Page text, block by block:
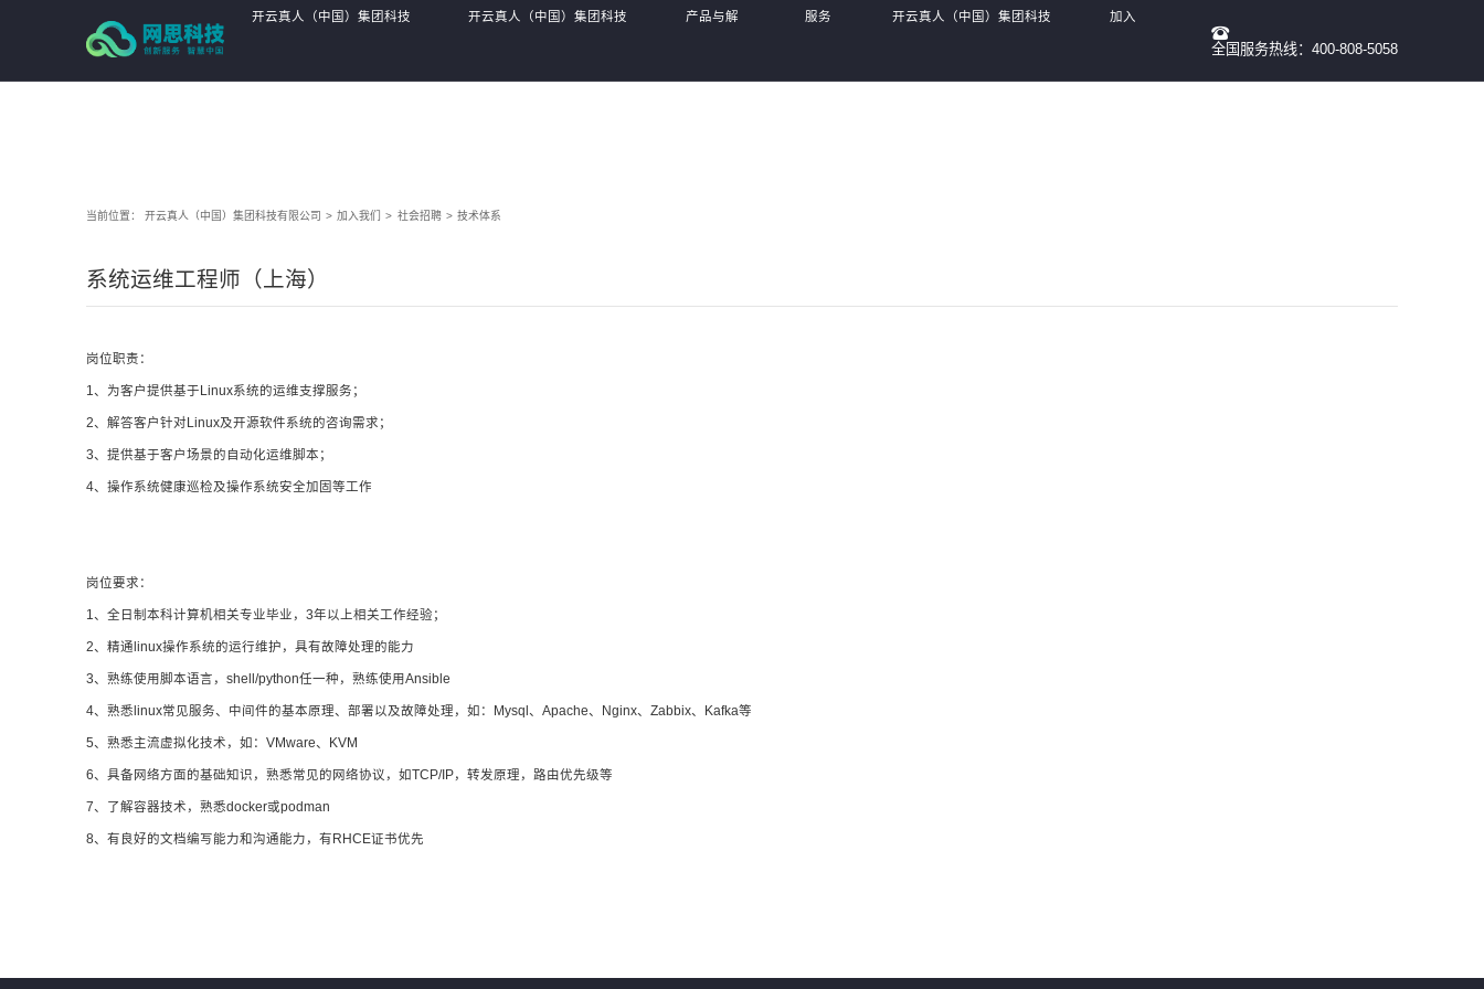
开云真人（中国）集团科技
开云真人（中国）集团科技 产品与解 服务 开云真人（中国）集团科技 加入
全国服务热线：400-808-5058
当前位置： 开云真人（中国）集团科技有限公司 > 加入我们 > 社会招聘 > 技术体系
系统运维工程师（上海）
岗位职责：
1、为客户提供基于Linux系统的运维支撑服务；
2、解答客户针对Linux及开源软件系统的咨询需求；
3、提供基于客户场景的自动化运维脚本；
4、操作系统健康巡检及操作系统安全加固等工作
岗位要求：
1、全日制本科计算机相关专业毕业，3年以上相关工作经验；
2、精通linux操作系统的运行维护，具有故障处理的能力
3、熟练使用脚本语言，shell/python任一种，熟练使用Ansible
4、熟悉linux常见服务、中间件的基本原理、部署以及故障处理，如：Mysql、Apache、Nginx、Zabbix、Kafka等
5、熟悉主流虚拟化技术，如：VMware、KVM
6、具备网络方面的基础知识，熟悉常见的网络协议，如TCP/IP，转发原理，路由优先级等
7、了解容器技术，熟悉docker或podman
8、有良好的文档编写能力和沟通能力，有RHCE证书优先